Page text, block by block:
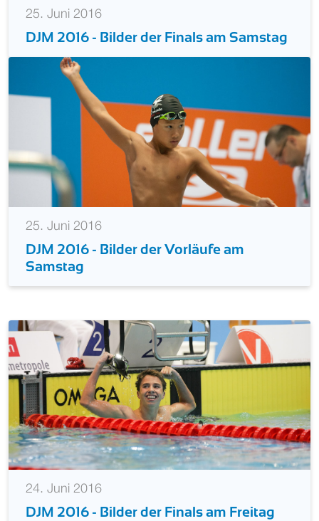
25. Juni 2016
DJM 2016 - Bilder der Finals am Samstag
25. Juni 2016
DJM 2016 - Bilder der Vorläufe am
Samstag
24. Juni 2016
DJM 2016 - Bilder der Finals am Freitag